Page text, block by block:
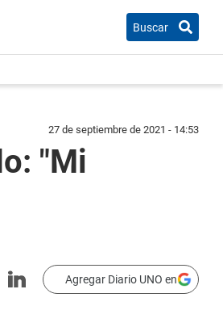
Buscar
27 de septiembre de 2021 - 14:53
"Mi
Agregar Diario UNO en